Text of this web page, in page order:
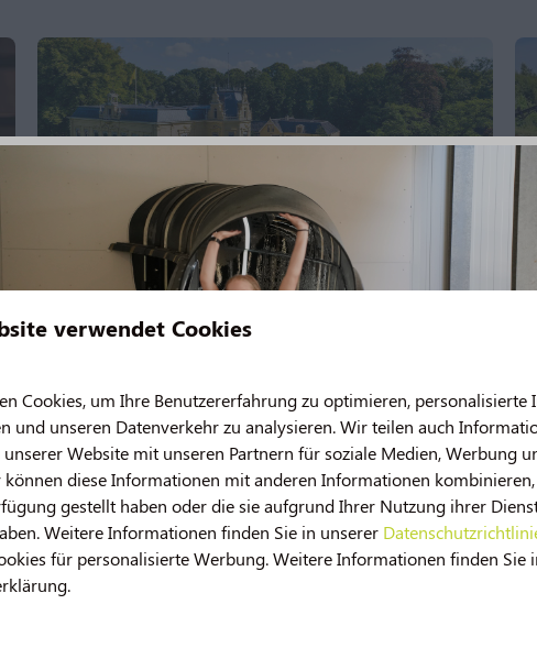
Nationaal Rijtuigmuseum
Nationaal
verwendet Cookies
Cookies, um Ihre Benutzererfahrung zu optimieren, personalisierte
und unseren Datenverkehr zu analysieren. Wir teilen auch
Website mit unseren Partnern für soziale Medien, Werbung
können diese Informationen mit anderen Informationen
gestellt haben oder die sie aufgrund Ihrer Nutzung ihrer
Weitere Informationen finden Sie in unserer
für personalisierte Werbung. Weitere Informationen finden Sie